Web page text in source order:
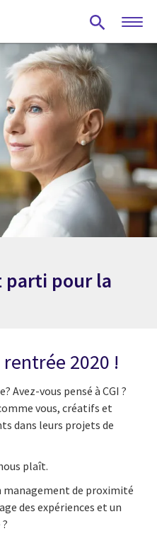
parti pour la
2020 !
Avez-vous pensé à CGI ?
vous, créatifs et
dans leurs projets de
plaît.
management de proximité
des expériences et un